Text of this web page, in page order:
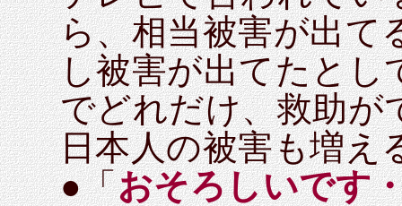
ら、相当被害が出て
し被害が出てたとし
でどれだけ、救助
日本人の被害も増
●「おそろしいです